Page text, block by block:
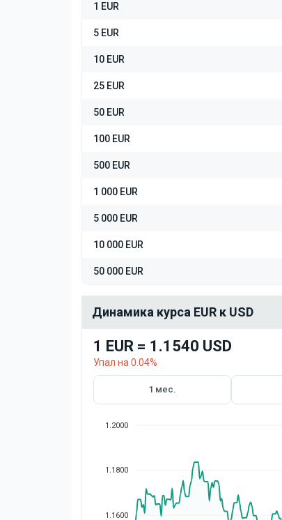
1 EUR
5 EUR
10 EUR
25 EUR
50 EUR
100 EUR
500 EUR
1 000 EUR
5 000 EUR
10 000 EUR
50 000 EUR
Динамика курса EUR к USD
1 EUR = 1.1540 USD
Упал на 0.04%
1 мес.
1.2000
1.1800
1.1600